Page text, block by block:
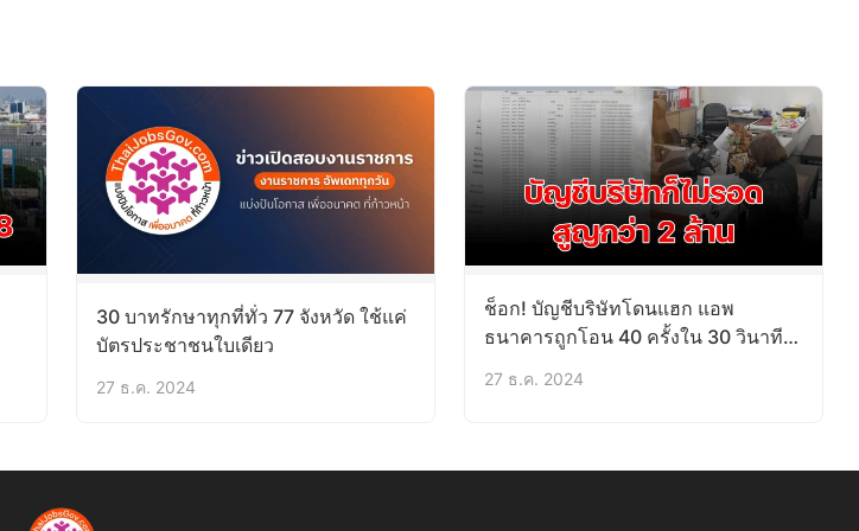
30 บาทรักษาทุกที่ทั่ว 77 จังหวัด ใช้แค่
บัตรประชาชนใบเดียว
27 ธ.ค. 2024
ช็อก! บัญชีบริษัทโดนแฮก แอพ
ธนาคารถูกโอน 40 ครั้งใน 30 วินาที
27 ธ.ค. 2024